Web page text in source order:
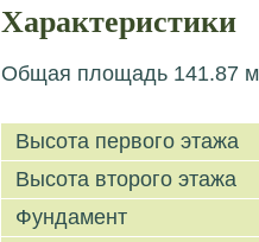
Характеристики
Общая площадь 141.87
Высота первого этажа
Высота второго этажа
Фундамент